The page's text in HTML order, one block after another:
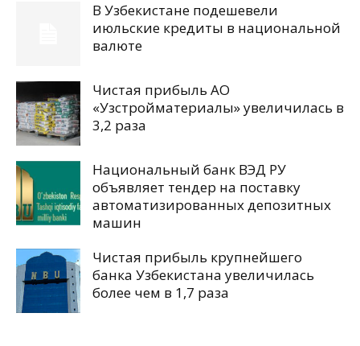
В Узбекистане подешевели
июльские кредиты в национальной
валюте
Чистая прибыль АО
«Узстройматериалы» увеличилась в
3,2 раза
Национальный банк ВЭД РУ
объявляет тендер на поставку
автоматизированных депозитных
машин
Чистая прибыль крупнейшего
банка Узбекистана увеличилась
более чем в 1,7 раза